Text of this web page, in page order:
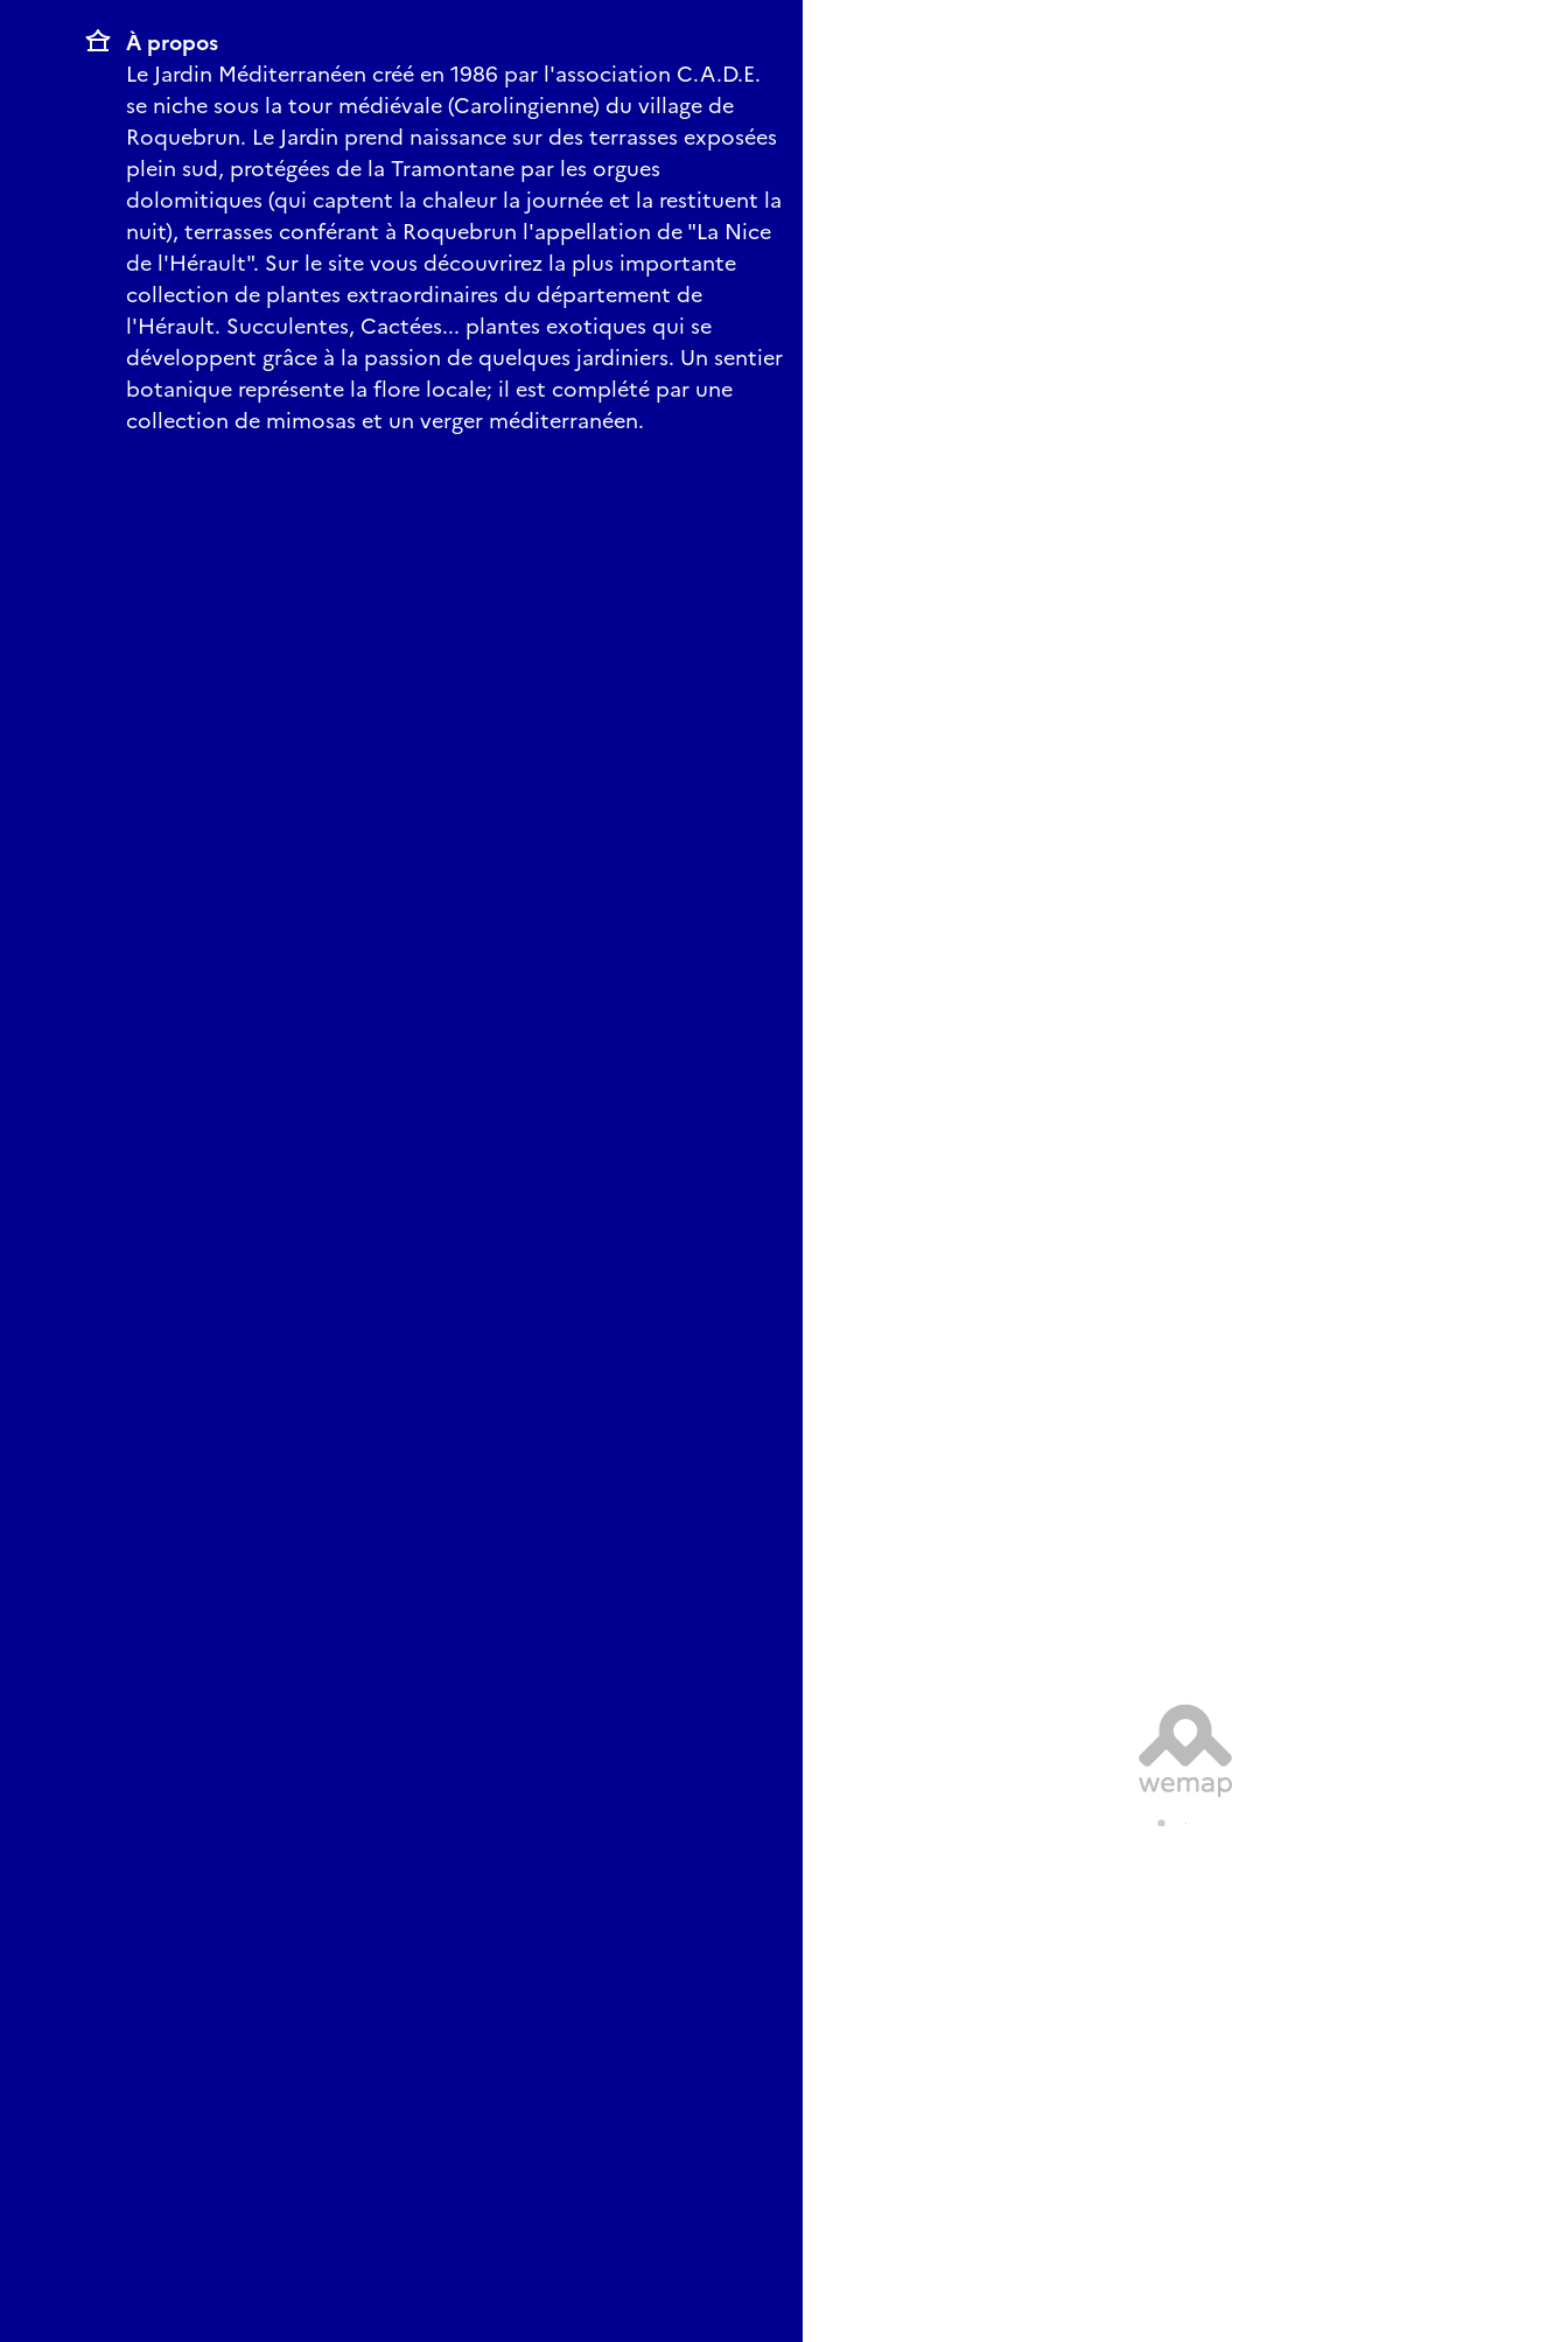
À propos
Le Jardin Méditerranéen créé en 1986 par l'association C.A.D.E.
se niche sous la tour médiévale (Carolingienne) du village de
Roquebrun. Le Jardin prend naissance sur des terrasses exposées
plein sud, protégées de la Tramontane par les orgues
dolomitiques (qui captent la chaleur la journée et la restituent la
nuit), terrasses conférant à Roquebrun l'appellation de "La Nice
de l'Hérault". Sur le site vous découvrirez la plus importante
collection de plantes extraordinaires du département de
l'Hérault. Succulentes, Cactées... plantes exotiques qui se
développent grâce à la passion de quelques jardiniers. Un sentier
botanique représente la flore locale; il est complété par une
collection de mimosas et un verger méditerranéen.